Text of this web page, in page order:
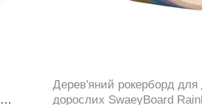
Дерев'яний рокерборд для
дорослих SwaeyBoard